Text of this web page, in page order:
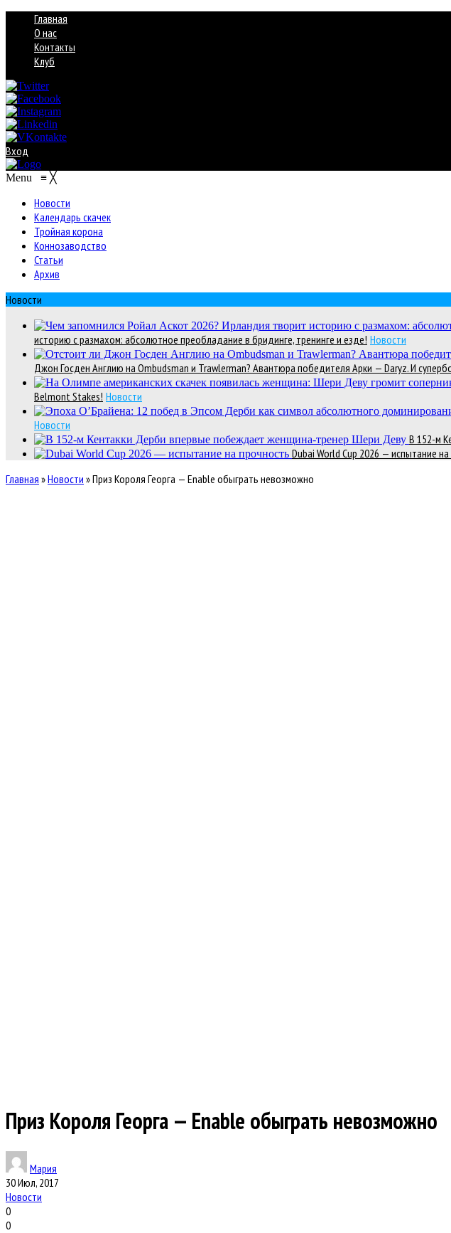
Главная
О нас
Контакты
Клуб
Вход
Menu ≡ ╳
Новости
Календарь скачек
Тройная корона
Коннозаводство
Статьи
Архив
Новости
историю с размахом: абсолютное преобладание в бридинге, тренинге и езде! Новости
Джон Госден Англию на Ombudsman и Trawlerman? Авантюра победителя Арки — Daryz. И
Belmont Stakes! Новости
Новости
В 152-м
Dubai World Cup 2026 — испытание
Главная »Новости »Приз Короля Георга — Enable обыграть невозможно
Приз Короля Георга — Enable обыграть невозможно
Мария
30 Июл, 2017
Новости
0
0